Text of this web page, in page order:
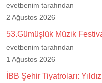
evetbenim tarafından
2 Ağustos 2026
53.Gümüşlük Müzik
evetbenim tarafından
1 Ağustos 2026
İBB Şehir Tiyatroları: